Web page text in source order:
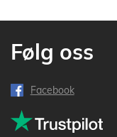
Følg oss
Facebook